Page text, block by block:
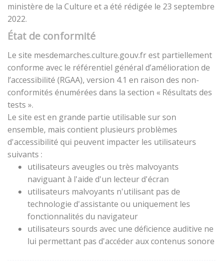
ministère de la Culture et a été rédigée le 23 septembre
2022.
État de conformité
Le site mesdemarches.culture.gouv.fr est partiellement
conforme avec le référentiel général d’amélioration de
l’accessibilité (RGAA), version 4.1 en raison des non-
conformités énumérées dans la section « Résultats des
tests ».
Le site est en grande partie utilisable sur son
ensemble, mais contient plusieurs problèmes
d'accessibilité qui peuvent impacter les utilisateurs
suivants :
utilisateurs aveugles ou très malvoyants
naviguant à l'aide d'un lecteur d'écran
utilisateurs malvoyants n'utilisant pas de
technologie d'assistante ou uniquement les
fonctionnalités du navigateur
utilisateurs sourds avec une déficience auditive ne
lui permettant pas d'accéder aux contenus sonore